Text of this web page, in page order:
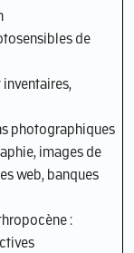
de
inventaires,
photographiques
images de
web, banques
: